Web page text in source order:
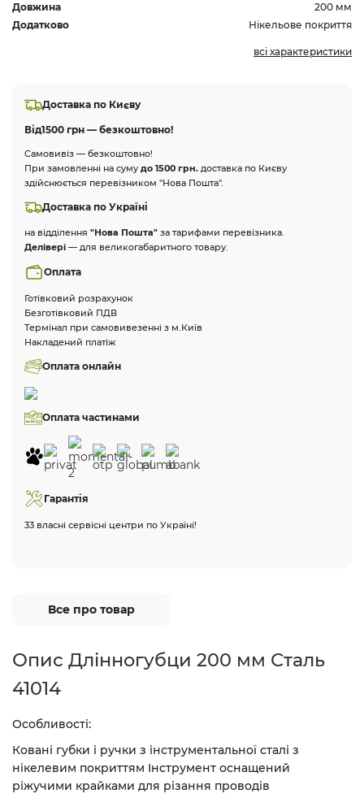
Довжина
200 мм
Додатково
Нікельове покриття
всі характеристики
Доставка по Києву
Від1500 грн — безкоштовно!
Самовивіз — безкоштовно!
При замовленні на суму до 1500 грн. доставка по Києву
здійснюється перевізником "Нова Пошта".
Доставка по Україні
на відділення "Нова Пошта" за тарифами перевізника.
Делівері — для великогабаритного товару.
Оплата
Готівковий розрахунок
Безготівковий ПДВ
Термінал при самовивезенні з м.Київ
Накладений платіж
Оплата онлайн
Оплата частинами
Гарантія
33 власні сервісні центри по Україні!
Все про товар
Опис Длінногубци 200 мм Сталь
41014
Особливості:
Ковані губки і ручки з інструментальної сталі з
нікелевим покриттям Інструмент оснащений
ріжучими крайками для різання проводів